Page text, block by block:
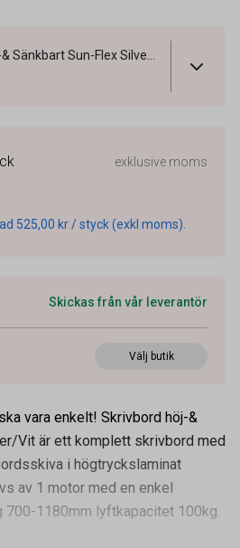
exklusive moms
525,00 kr / styck (exkl moms).
Skickas från vår leverantör
Välj butik
vara enkelt! Skrivbord höj-&
Vit är ett komplett skrivbord med
i högtryckslaminat
av 1 motor med en enkel
700-1180mm lyftkapacitet 100kg.